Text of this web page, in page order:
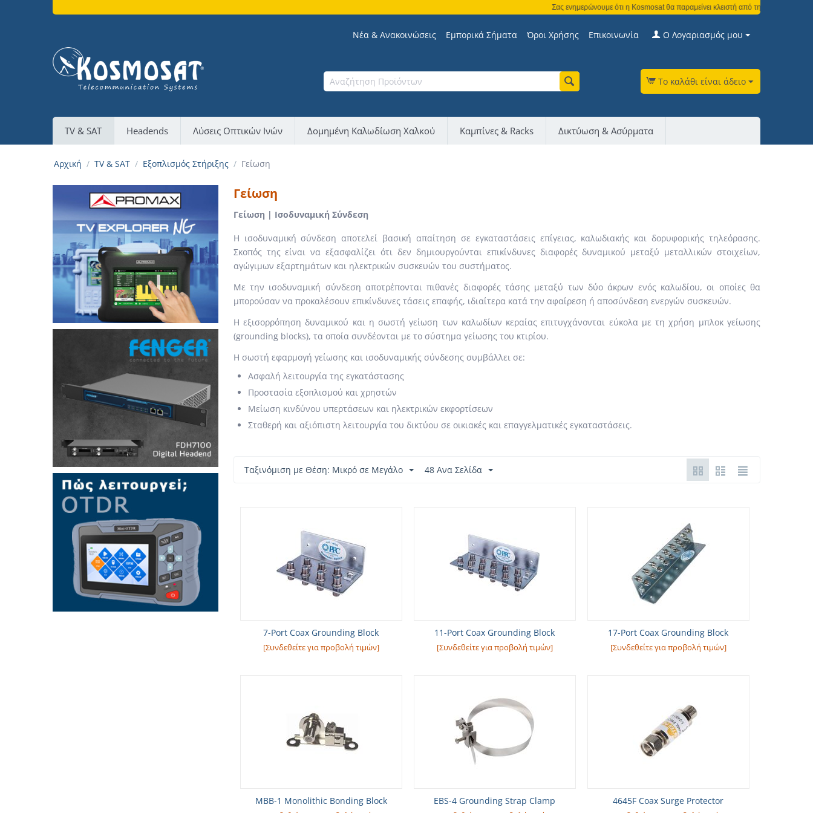
Σας ενημερώνουμε ότι η Kosmosat θα παραμείνει κλειστή από τη Δευτέρα 3
Ο Λογαριασμός μου
Νέα & Ανακοινώσεις Εμπορικά Σήματα Όροι Χρήσης Επικοινωνία
Το καλάθι είναι άδειο
TV & SAT Headends Λύσεις Οπτικών Ινών Δομημένη Καλωδίωση Χαλκού Καμπίνες & Racks Δικτύωση & Ασύρματα
Αρχική / TV & SAT / Εξοπλισμός Στήριξης / Γείωση
Γείωση
Γείωση | Ισοδυναμική Σύνδεση
Η ισοδυναμική σύνδεση αποτελεί βασική απαίτηση σε εγκαταστάσεις επίγειας, καλωδιακής και δορυφορικής τηλεόρασης.
Σκοπός της είναι να εξασφαλίζει ότι δεν δημιουργούνται επικίνδυνες διαφορές δυναμικού μεταξύ μεταλλικών στοιχείων,
αγώγιμων εξαρτημάτων και ηλεκτρικών συσκευών του συστήματος.
Με την ισοδυναμική σύνδεση αποτρέπονται πιθανές διαφορές τάσης μεταξύ των δύο άκρων ενός καλωδίου, οι οποίες θα
μπορούσαν να προκαλέσουν επικίνδυνες τάσεις επαφής, ιδιαίτερα κατά την αφαίρεση ή αποσύνδεση ενεργών συσκευών.
Η εξισορρόπηση δυναμικού και η σωστή γείωση των καλωδίων κεραίας επιτυγχάνονται εύκολα με τη χρήση μπλοκ γείωσης
(grounding blocks), τα οποία συνδέονται με το σύστημα γείωσης του κτιρίου.
Η σωστή εφαρμογή γείωσης και ισοδυναμικής σύνδεσης συμβάλλει σε:
Ασφαλή λειτουργία της εγκατάστασης
Προστασία εξοπλισμού και χρηστών
Μείωση κινδύνου υπερτάσεων και ηλεκτρικών εκφορτίσεων
Σταθερή και αξιόπιστη λειτουργία του δικτύου σε οικιακές και επαγγελματικές εγκαταστάσεις.
Ταξινόμιση με Θέση: Μικρό σε Μεγάλο 48 Ανα Σελίδα
7-Port Coax Grounding Block
[Συνδεθείτε για προβολή τιμών]
11-Port Coax Grounding Block
[Συνδεθείτε για προβολή τιμών]
17-Port Coax Grounding Block
[Συνδεθείτε για προβολή τιμών]
MBB-1 Monolithic Bonding Block EBS-4 Grounding Strap Clamp 4645F Coax Surge Protector